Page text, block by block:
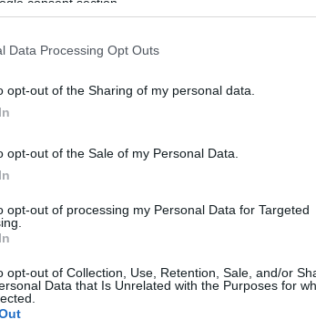
Data Processing Opt Outs
opt-out of the Sharing of my personal data.
opt-out of the Sale of my Personal Data.
opt-out of processing my Personal Data for Targeted
opt-out of Collection, Use, Retention, Sale, and/or
Data that Is Unrelated with the Purposes for
νηογνώμονα, επιβεβαιώνοντας την
σε ανοιχτή γραμμή με τον
παράπονα, καταγγελίες ή ιδέες για τη